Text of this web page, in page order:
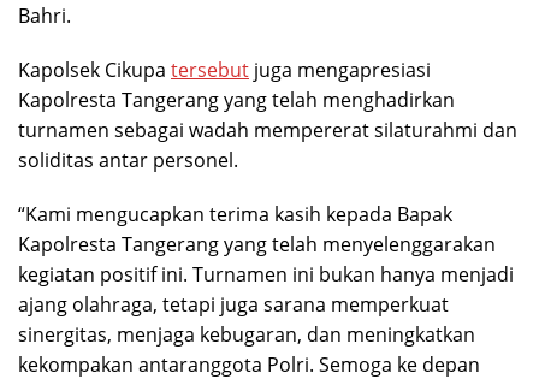
Bahri.
Kapolsek Cikupa tersebut juga mengapresiasi
Kapolresta Tangerang yang telah menghadirkan
turnamen sebagai wadah mempererat silaturahmi dan
soliditas antar personel.
“Kami mengucapkan terima kasih kepada Bapak
Kapolresta Tangerang yang telah menyelenggarakan
kegiatan positif ini. Turnamen ini bukan hanya menjadi
ajang olahraga, tetapi juga sarana memperkuat
sinergitas, menjaga kebugaran, dan meningkatkan
kekompakan antaranggota Polri. Semoga ke depan